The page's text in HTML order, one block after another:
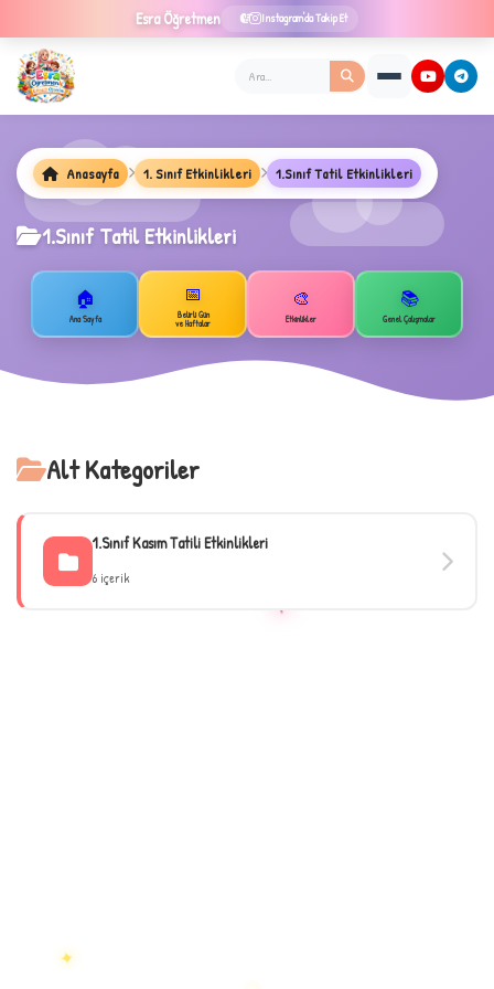
Esra Öğretmen Instagram'da Takip Et
✦
Anasayfa 1. Sınıf Etkinlikleri 1.Sınıf Tatil Etkinlikleri
1.Sınıf Tatil Etkinlikleri
🏠
Ana Sayfa
📅
Belirli Gün
ve Haftalar
🎨
Etkinlikler
📚
Genel Çalışmalar
Alt Kategoriler
1.Sınıf Kasım Tatili Etkinlikleri
6 içerik